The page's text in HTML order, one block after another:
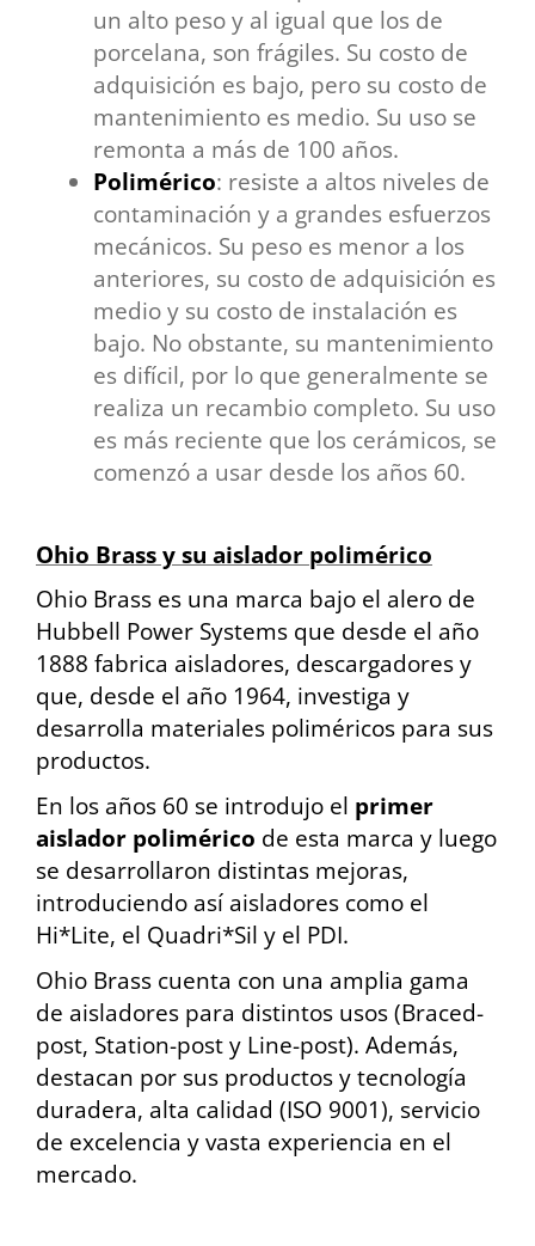
un alto peso y al igual que los de
porcelana, son frágiles. Su costo de
adquisición es bajo, pero su costo de
mantenimiento es medio. Su uso se
remonta a más de 100 años.
Polimérico: resiste a altos niveles de
contaminación y a grandes esfuerzos
mecánicos. Su peso es menor a los
anteriores, su costo de adquisición es
medio y su costo de instalación es
bajo. No obstante, su mantenimiento
es difícil, por lo que generalmente se
realiza un recambio completo. Su uso
es más reciente que los cerámicos, se
comenzó a usar desde los años 60.
Ohio Brass y su aislador polimérico
Ohio Brass es una marca bajo el alero de
Hubbell Power Systems que desde el año
1888 fabrica aisladores, descargadores y
que, desde el año 1964, investiga y
desarrolla materiales poliméricos para sus
productos.
En los años 60 se introdujo el primer
aislador polimérico de esta marca y luego
se desarrollaron distintas mejoras,
introduciendo así aisladores como el
Hi*Lite, el Quadri*Sil y el PDI.
Ohio Brass cuenta con una amplia gama
de aisladores para distintos usos (Braced-
post, Station-post y Line-post). Además,
destacan por sus productos y tecnología
duradera, alta calidad (ISO 9001), servicio
de excelencia y vasta experiencia en el
mercado.